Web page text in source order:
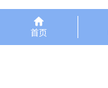
首页